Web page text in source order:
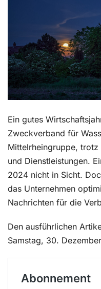
Ein gutes
Zweckverband für
Mittelrheingruppe,
und Dienstleistungen.
2024 nicht in Sicht.
das Unternehmen
Nachrichten für die
Den ausführlichen
Samstag, 30.